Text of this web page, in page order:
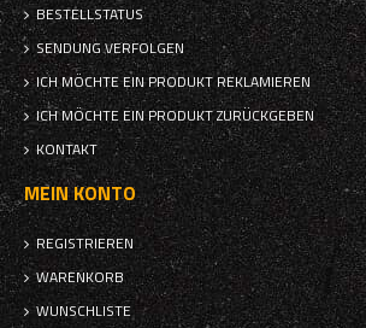
BESTELLSTATUS
SENDUNG VERFOLGEN
ICH MÖCHTE EIN PRODUKT REKLAMIEREN
ICH MÖCHTE EIN PRODUKT ZURÜCKGEBEN
KONTAKT
MEIN KONTO
REGISTRIEREN
WARENKORB
WUNSCHLISTE